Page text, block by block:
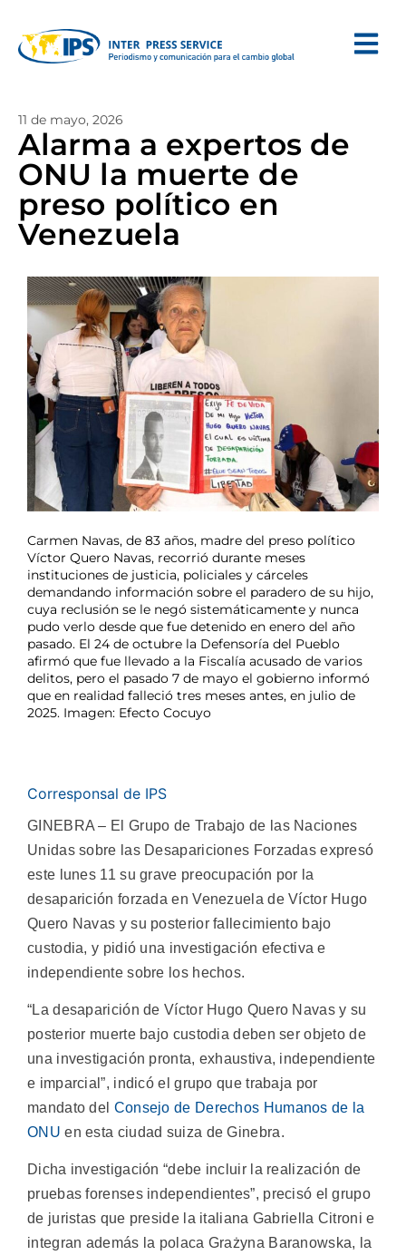
11 de mayo, 2026
Alarma a expertos de
ONU la muerte de
preso político en
Venezuela
Carmen Navas, de 83 años, madre del preso político
Víctor Quero Navas, recorrió durante meses
instituciones de justicia, policiales y cárceles
demandando información sobre el paradero de su hijo,
cuya reclusión se le negó sistemáticamente y nunca
pudo verlo desde que fue detenido en enero del año
pasado. El 24 de octubre la Defensoría del Pueblo
afirmó que fue llevado a la Fiscalía acusado de varios
delitos, pero el pasado 7 de mayo el gobierno informó
que en realidad falleció tres meses antes, en julio de
2025. Imagen: Efecto Cocuyo
Corresponsal de IPS
GINEBRA – El Grupo de Trabajo de las Naciones
Unidas sobre las Desapariciones Forzadas expresó
este lunes 11 su grave preocupación por la
desaparición forzada en Venezuela de Víctor Hugo
Quero Navas y su posterior fallecimiento bajo
custodia, y pidió una investigación efectiva e
independiente sobre los hechos.
“La desaparición de Víctor Hugo Quero Navas y su
posterior muerte bajo custodia deben ser objeto de
una investigación pronta, exhaustiva, independiente
e imparcial”, indicó el grupo que trabaja por
mandato del Consejo de Derechos Humanos de la
ONU en esta ciudad suiza de Ginebra.
Dicha investigación “debe incluir la realización de
pruebas forenses independientes”, precisó el grupo
de juristas que preside la italiana Gabriella Citroni e
integran además la polaca Grażyna Baranowska, la